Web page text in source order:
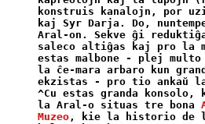
konstruis kanalojn, por
kaj Syr Darja. Do,
Aral-on. Sekve ĝi
saleco altiĝas kaj pro la
estas malbone - plej
la ĉe-mara arbaro kun
ekzistas - pro tio ankaŭ
^Cu estas granda konsolo,
la Aral-o situas tre bona
Muzeo, kie la historio de